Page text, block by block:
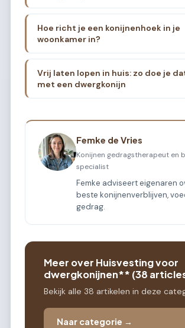
Hoe richt je een konijnenhoek in je
woonkamer in?
Vrij laten lopen in huis: zo doe je
met een dwergkonijn
Femke de Vries
Konijnen gedragstherapeut en
specialist
Femke adviseert eigenaren
beste konijnenverblijven,
gedrag.
Meer over Huisvesting voor
dwergkonijnen** (38
Bekijk alle 38 artikelen in deze
Naar categorie →